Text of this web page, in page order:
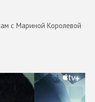
с Мариной Королевой